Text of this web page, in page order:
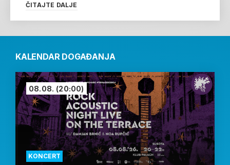
ČITAJTE DALJE
KALENDAR DOGAĐANJA
KONCERT
08.08. (20:00)